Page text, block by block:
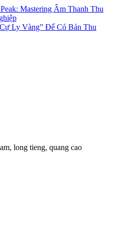
Mastering Âm Thanh Thu
Ly Vàng” Để Có Bản Thu